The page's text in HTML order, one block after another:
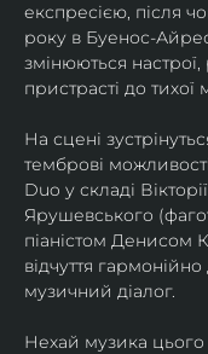
експресією, після
року в Буенос-
змінюються настрої,
пристрасті до тихої
На сцені
темброві
Duo у складі
Ярушевського
піаністом Денисом
відчуття
музичний діалог.
Нехай музика